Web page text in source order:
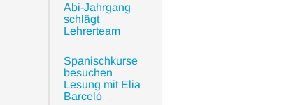
Abi-Jahrgang
schlägt
Lehrerteam
Spanischkurse
besuchen
Lesung mit Elia
Barceló